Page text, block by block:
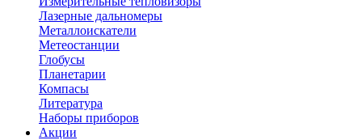
Лазерные дальномеры
Металлоискатели
Метеостанции
Глобусы
Планетарии
Компасы
Литература
Наборы приборов
Акции